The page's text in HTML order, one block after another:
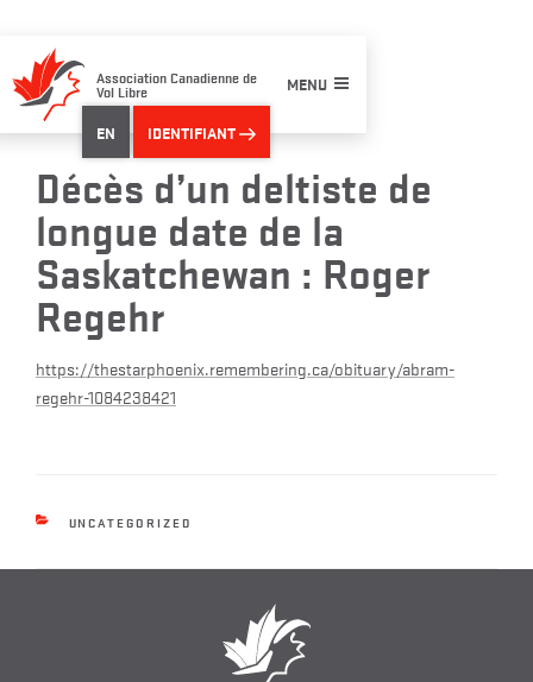
content
Association Canadienne de
Vol Libre MENU
EN IDENTIFIANT
Décès d’un deltiste de
longue date de la
Saskatchewan : Roger
Regehr
https://thestarphoenix.remembering.ca/obituary/abram-
regehr-1084238421
CATEGORIES
UNCATEGORIZED